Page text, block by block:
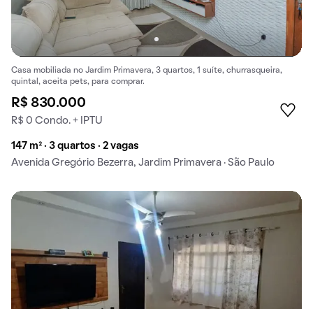
Casa mobiliada no Jardim Primavera, 3 quartos, 1 suíte, churrasqueira,
quintal, aceita pets, para comprar.
R$ 830.000
R$ 0 Condo. + IPTU
147 m² · 3 quartos · 2 vagas
Avenida Gregório Bezerra, Jardim Primavera · São Paulo